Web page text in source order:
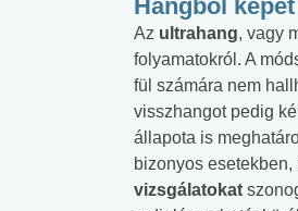
Hangból
Az ultrahang, vagy
folyamatokról. A
fül számára nem
visszhangot pedig
állapota is
bizonyos
vizsgálatokat